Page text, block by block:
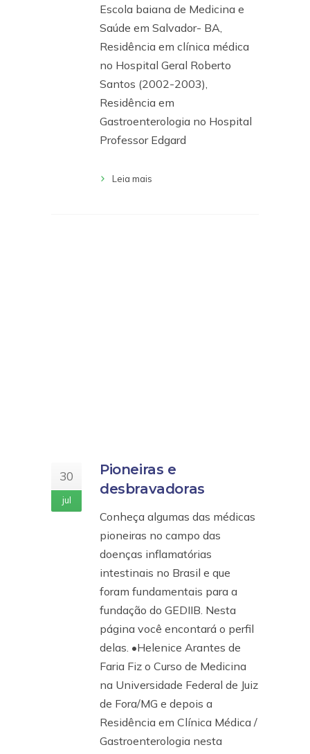
Escola baiana de Medicina e
Saúde em Salvador- BA,
Residência em clínica médica
no Hospital Geral Roberto
Santos (2002-2003),
Residência em
Gastroenterologia no Hospital
Professor Edgard
Leia mais
30
jul
Pioneiras e
desbravadoras
Conheça algumas das médicas
pioneiras no campo das
doenças inflamatórias
intestinais no Brasil e que
foram fundamentais para a
fundação do GEDIIB. Nesta
página você encontará o perfil
delas. •Helenice Arantes de
Faria Fiz o Curso de Medicina
na Universidade Federal de Juiz
de Fora/MG e depois a
Residência em Clínica Médica /
Gastroenterologia nesta